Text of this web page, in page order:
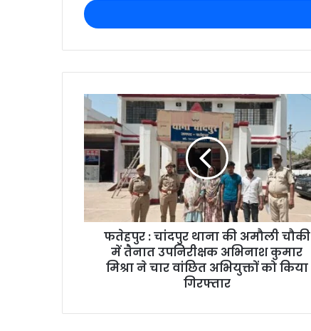
फतेहपुर : चांदपुर थाना की अमौली चौकी
में तैनात उपनिरीक्षक अभिनाश कुमार
मिश्रा ने चार वांछित अभियुक्तों को किया
गिरफ्तार